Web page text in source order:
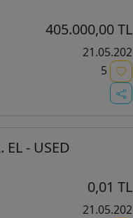
405.000,00 TL
21.05.202
5
EL - USED
0,01 TL
21.05.202